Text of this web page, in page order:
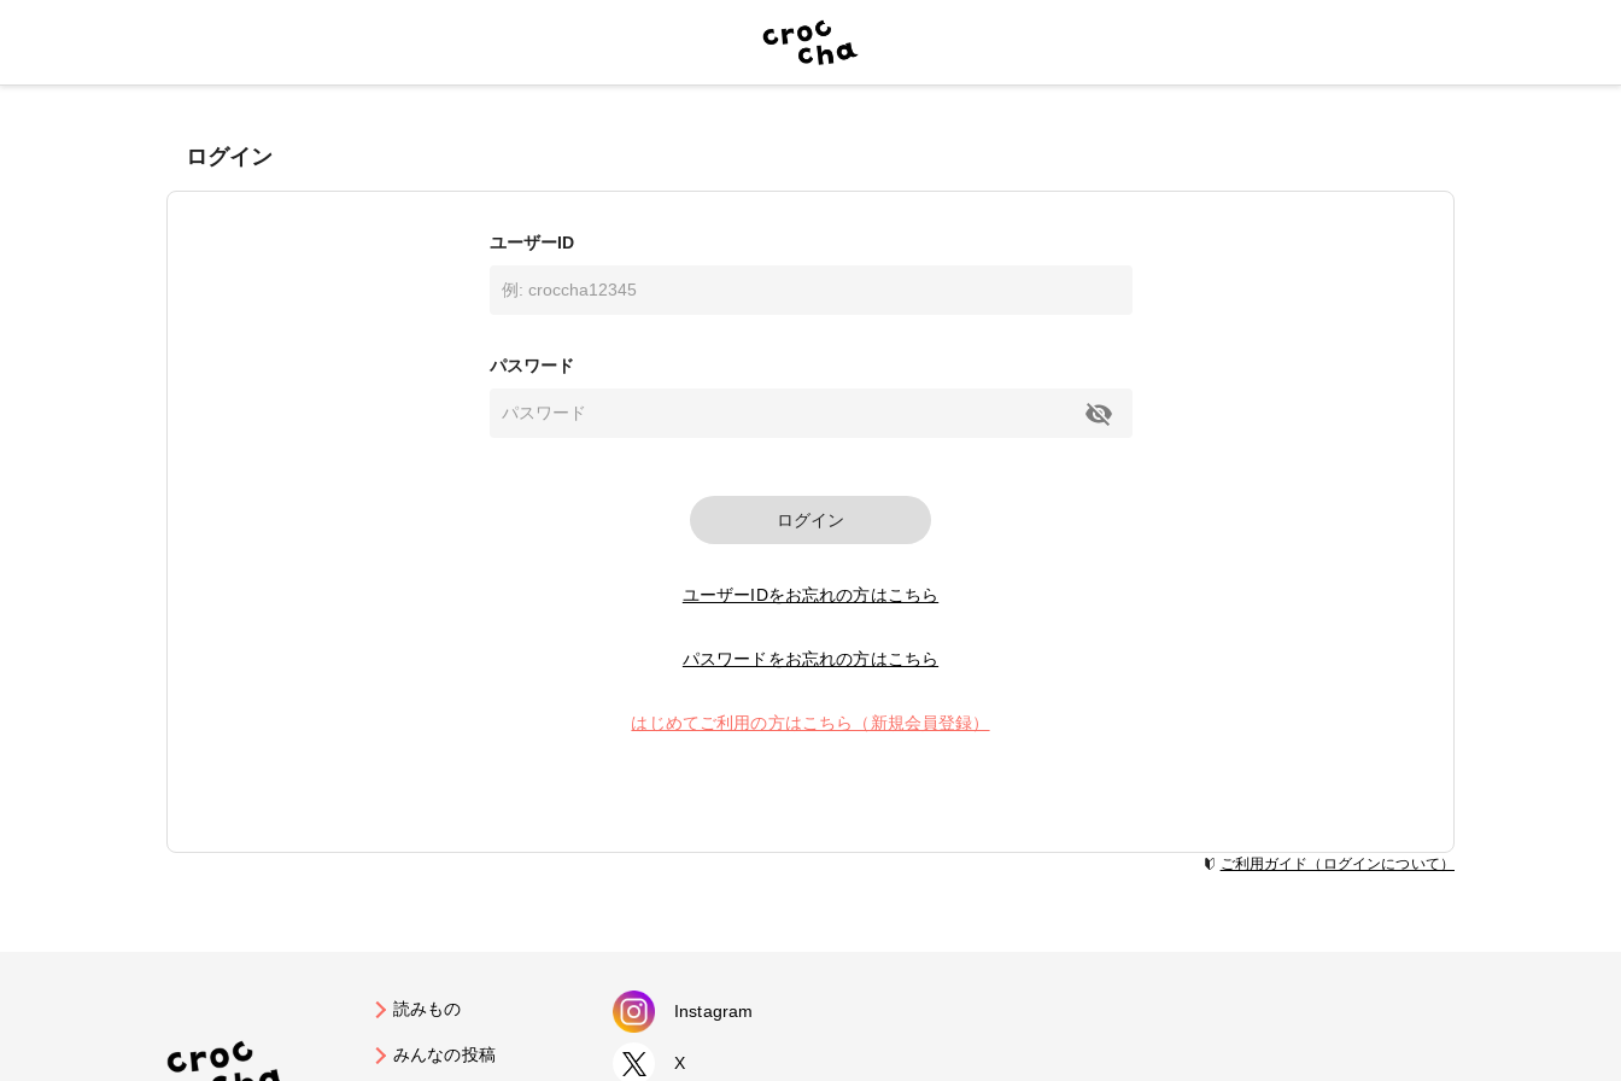
ログイン
ユーザーID
パスワード
ログイン
ユーザーIDをお忘れの方はこちら
パスワードをお忘れの方はこちら
はじめてご利用の方はこちら（新規会員登録）
ご利用ガイド（ログインについて）
読みもの
みんなの投稿
Instagram
X